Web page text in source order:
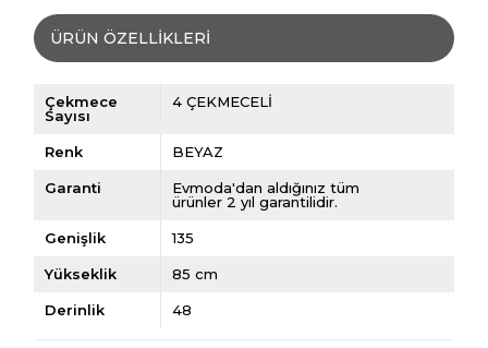
ÜRÜN ÖZELLIKLERI
Çekmece
Sayısı
4 ÇEKMECELİ
Renk BEYAZ
Garanti
Evmoda'dan aldığınız tüm
ürünler 2 yıl garantilidir.
Genişlik 135
Yükseklik 85 cm
Derinlik 48